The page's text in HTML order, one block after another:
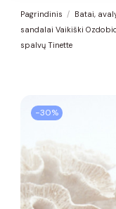
Pagrindinis Batai,
sandalai Vaikiški
spalvų Tinette
−30%